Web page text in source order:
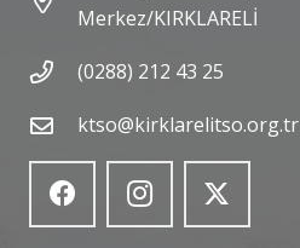
Merkez/KIRKLARELİ
(0288) 212 43 25
ktso@kirklarelitso.org.tr